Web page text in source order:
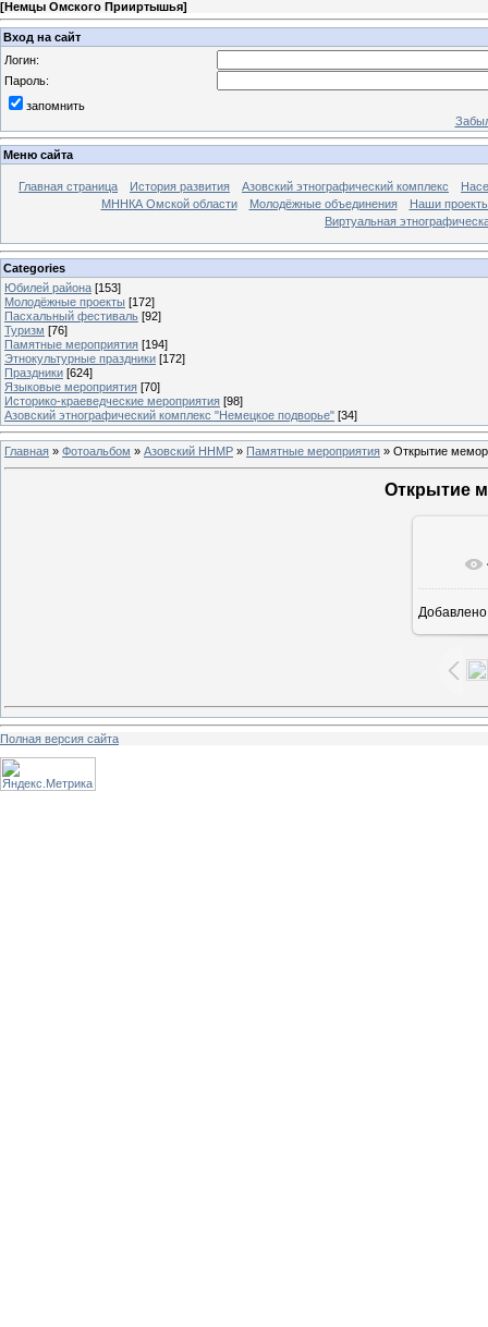
[Немцы Омского Прииртышья]
Вход на сайт
Логин:
Пароль:
запомнить
Меню сайта
Главная страница История развития Азовский этнографический комплекс
МННКА Омской области
Молодёжные объединения
Наши
Виртуальная
Categories
Юбилей района [153]
Молодёжные проекты [172]
Пасхальный фестиваль [92]
Туризм [76]
Памятные мероприятия [194]
Этнокультурные праздники [172]
Праздники [624]
Языковые мероприятия [70]
Историко-краеведческие мероприятия [98]
Азовский этнографический комплекс "Немецкое подворье" [34]
Главная » Фотоальбом » Азовский ННМР » Памятные мероприятия » Открытие
Открытие
В
Добавлено
Полная версия сайта